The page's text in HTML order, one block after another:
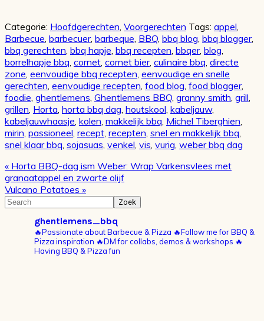
Categorie: Hoofdgerechten Voorgerechten Tags: appel
Barbecue barbecuer, barbeque BBQ bbq blog bbq blogger,
bbq gerechten bbq hapje bbq recepten bbqer, blog
borrelhapje bbq cornet cornet bier, culinaire bbq directe
zone eenvoudige bbq recepten eenvoudige en snelle
gerechten eenvoudige recepten food blog food blogger,
foodie ghentlemens Ghentlemens BBQ granny smith grill
grillen Horta horta bbq dag houtskool kabeljauw,
kabeljauwhaasje kolen makkelijk bbq Michel Tiberghien
mirin passioneel recept recepten snel en makkelijk bbq
snel klaar bbq sojasuas venkel vis vurig weber bbq dag
Vorig
bericht:
« Horta BBQ-dag ism Weber: Wrap Varkensvlees met
granaatappel en zwarte olijf
Volgend
bericht:
Vulcano Potatoes »
Primaire
Sidebar
Search
ghentlemens_bbq
🔥Passionate about Barbecue & Pizza 🔥Follow me for BBQ &
Pizza inspiration 🔥DM for collabs, demos & workshops 🔥
Having BBQ & Pizza fun